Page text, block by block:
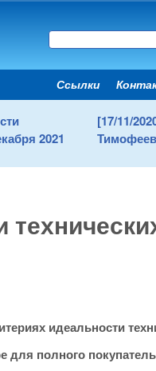
Форма
Поиск
Secondary
Ссылки
2021
[17/11/
идеальности
полного